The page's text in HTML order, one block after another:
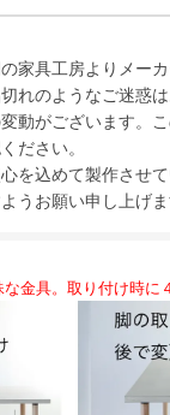
家具工房よりメー
れのようなご迷惑
動がございます。
ださい。
を込めて製作させて
うお願い申し上げま
金具。取り付け時に